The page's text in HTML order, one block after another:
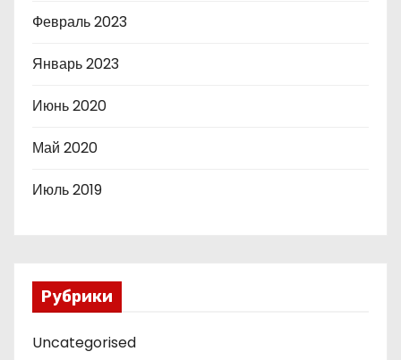
Февраль 2023
Январь 2023
Июнь 2020
Май 2020
Июль 2019
Рубрики
Uncategorised